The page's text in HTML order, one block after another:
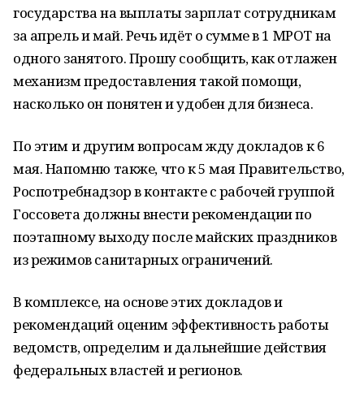
государства на выплаты зарплат сотрудникам
за апрель и май. Речь идёт о сумме в 1 МРОТ на
одного занятого. Прошу сообщить, как отлажен
механизм предоставления такой помощи,
насколько он понятен и удобен для бизнеса.
По этим и другим вопросам жду докладов к 6
мая. Напомню также, что к 5 мая Правительство,
Роспотребнадзор в контакте с рабочей группой
Госсовета должны внести рекомендации по
поэтапному выходу после майских праздников
из режимов санитарных ограничений.
В комплексе, на основе этих докладов и
рекомендаций оценим эффективность работы
ведомств, определим и дальнейшие действия
федеральных властей и регионов.